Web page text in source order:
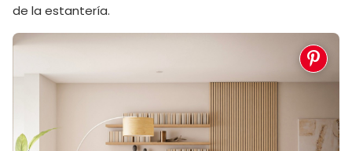
de la estantería.